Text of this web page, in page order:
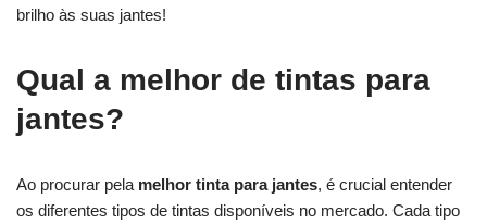
brilho às suas jantes!
Qual a melhor de tintas para
jantes?
Ao procurar pela melhor tinta para jantes, é crucial entender
os diferentes tipos de tintas disponíveis no mercado. Cada tipo